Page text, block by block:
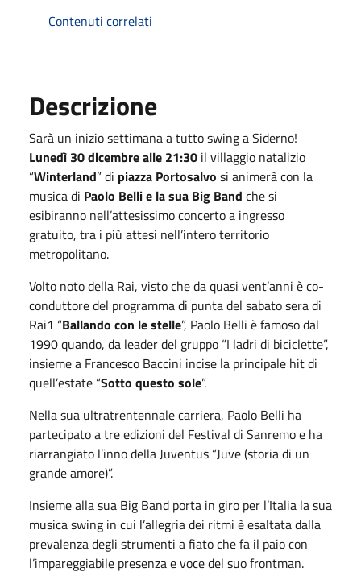
Contenuti correlati
Descrizione
Sarà un inizio settimana a tutto swing a Siderno!
Lunedì 30 dicembre alle 21:30 il villaggio natalizio
“Winterland” di piazza Portosalvo si animerà con la
musica di Paolo Belli e la sua Big Band che si
esibiranno nell’attesissimo concerto a ingresso
gratuito, tra i più attesi nell’intero territorio
metropolitano.
Volto noto della Rai, visto che da quasi vent’anni è co-
conduttore del programma di punta del sabato sera di
Rai1 “Ballando con le stelle”, Paolo Belli è famoso dal
1990 quando, da leader del gruppo “I ladri di biciclette”,
insieme a Francesco Baccini incise la principale hit di
quell’estate “Sotto questo sole”.
Nella sua ultratrentennale carriera, Paolo Belli ha
partecipato a tre edizioni del Festival di Sanremo e ha
riarrangiato l’inno della Juventus “Juve (storia di un
grande amore)”.
Insieme alla sua Big Band porta in giro per l’Italia la sua
musica swing in cui l’allegria dei ritmi è esaltata dalla
prevalenza degli strumenti a fiato che fa il paio con
l’impareggiabile presenza e voce del suo frontman.